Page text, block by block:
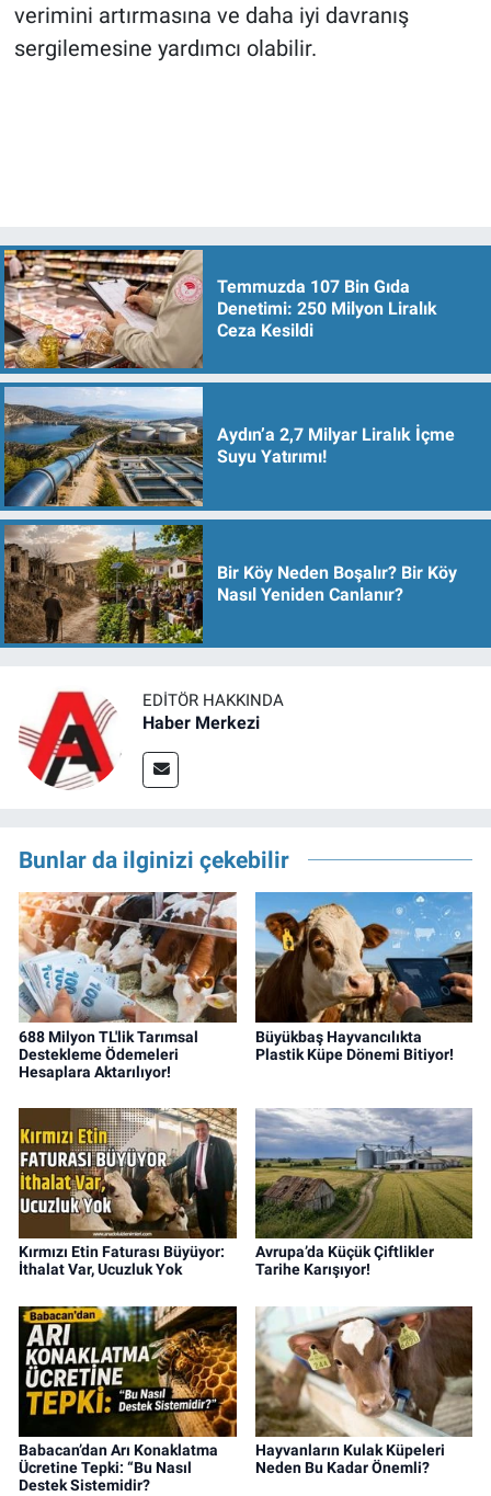
verimini artırmasına ve daha iyi davranış
sergilemesine yardımcı olabilir.
Temmuzda 107 Bin Gıda
Denetimi: 250 Milyon Liralık
Ceza Kesildi
Aydın’a 2,7 Milyar Liralık İçme
Suyu Yatırımı!
Bir Köy Neden Boşalır? Bir Köy
Nasıl Yeniden Canlanır?
EDITÖR HAKKINDA
Haber Merkezi
Bunlar da ilginizi çekebilir
688 Milyon TL'lik Tarımsal
Destekleme Ödemeleri
Hesaplara Aktarılıyor!
Büyükbaş Hayvancılıkta
Plastik Küpe Dönemi Bitiyor!
Kırmızı Etin Faturası Büyüyor:
İthalat Var, Ucuzluk Yok
Avrupa’da Küçük Çiftlikler
Tarihe Karışıyor!
Babacan’dan Arı Konaklatma
Ücretine Tepki: “Bu Nasıl
Destek Sistemidir?
Hayvanların Kulak Küpeleri
Neden Bu Kadar Önemli?